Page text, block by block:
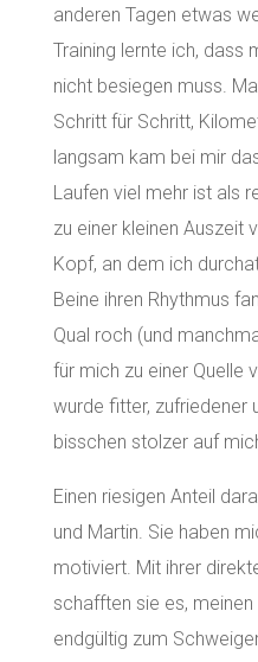
anderen Tagen etwas
Training lernte ich, dass
nicht besiegen muss.
Schritt für Schritt,
langsam kam bei mir
Laufen viel mehr ist als
zu einer kleinen Auszeit
Kopf, an dem ich
Beine ihren Rhythmus
Qual roch (und
für mich zu einer Quelle
wurde fitter, zufriedener
bisschen stolzer auf
Einen riesigen Anteil
und Martin. Sie haben
motiviert. Mit ihrer
schafften sie es,
endgültig zum